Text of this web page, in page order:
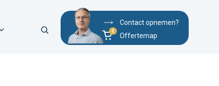
Contact opnemen?
Offertemap